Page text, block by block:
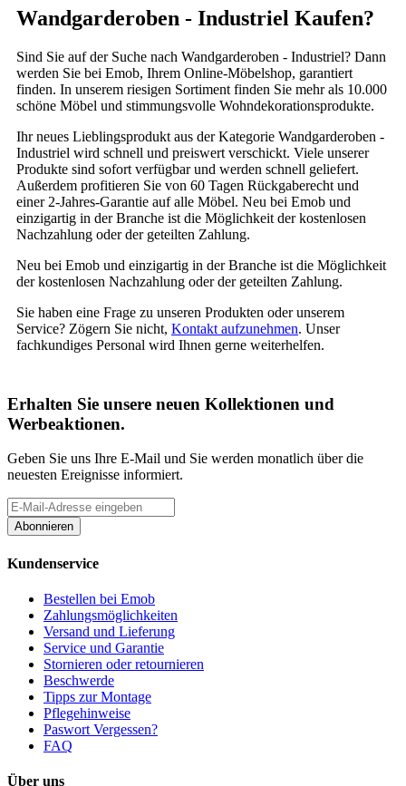
Wandgarderoben - Industriel Kaufen?
Sind Sie auf der Suche nach Wandgarderoben - Industriel? Dann
werden Sie bei Emob, Ihrem Online-Möbelshop, garantiert
finden. In unserem riesigen Sortiment finden Sie mehr als 10.000
schöne Möbel und stimmungsvolle Wohndekorationsprodukte.
Ihr neues Lieblingsprodukt aus der Kategorie Wandgarderoben -
Industriel wird schnell und preiswert verschickt. Viele unserer
Produkte sind sofort verfügbar und werden schnell geliefert.
Außerdem profitieren Sie von 60 Tagen Rückgaberecht und
einer 2-Jahres-Garantie auf alle Möbel. Neu bei Emob und
einzigartig in der Branche ist die Möglichkeit der kostenlosen
Nachzahlung oder der geteilten Zahlung.
Neu bei Emob und einzigartig in der Branche ist die Möglichkeit
der kostenlosen Nachzahlung oder der geteilten Zahlung.
Sie haben eine Frage zu unseren Produkten oder unserem
Service? Zögern Sie nicht, Kontakt aufzunehmen. Unser
fachkundiges Personal wird Ihnen gerne weiterhelfen.
Erhalten Sie unsere neuen Kollektionen und
Werbeaktionen.
Geben Sie uns Ihre E-Mail und Sie werden monatlich über die
neuesten Ereignisse informiert.
Abonnieren
Kundenservice
Bestellen bei Emob
Zahlungsmöglichkeiten
Versand und Lieferung
Service und Garantie
Stornieren oder retournieren
Beschwerde
Tipps zur Montage
Pflegehinweise
Paswort Vergessen?
FAQ
Über uns